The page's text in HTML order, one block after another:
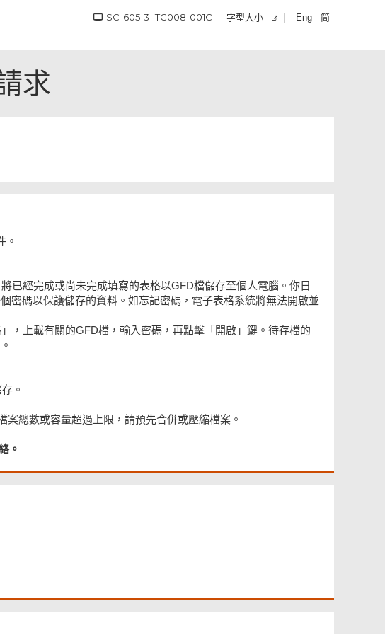
SC-605-3-ITC008-001C 字型大小 Eng 简
求
。
已經完成或尚未完成填寫的表格以GFD檔儲存至個人電腦。你日
密碼以保護儲存的資料。如忘記密碼，電子表格系統將無法開啟並
，上載有關的GFD檔，輸入密碼，再點擊「開啟」鍵。待存檔的
。
總數或容量超過上限，請預先合併或壓縮檔案。
。